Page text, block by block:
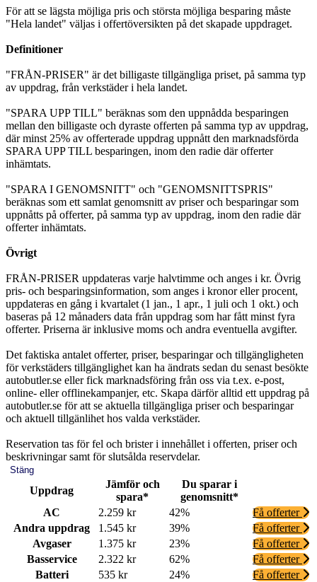
För att se lägsta möjliga pris och största möjliga besparing måste
"Hela landet" väljas i offertöversikten på det skapade uppdraget.
Definitioner
"FRÅN-PRISER" är det billigaste tillgängliga priset, på samma typ
av uppdrag, från verkstäder i hela landet.
"SPARA UPP TILL" beräknas som den uppnådda besparingen
mellan den billigaste och dyraste offerten på samma typ av uppdrag,
där minst 25% av offerterade uppdrag uppnått den marknadsförda
SPARA UPP TILL besparingen, inom den radie där offerter
inhämtats.
"SPARA I GENOMSNITT" och "GENOMSNITTSPRIS"
beräknas som ett samlat genomsnitt av priser och besparingar som
uppnåtts på offerter, på samma typ av uppdrag, inom den radie där
offerter inhämtats.
Övrigt
FRÅN-PRISER uppdateras varje halvtimme och anges i kr. Övrig
pris- och besparingsinformation, som anges i kronor eller procent,
uppdateras en gång i kvartalet (1 jan., 1 apr., 1 juli och 1 okt.) och
baseras på 12 månaders data från uppdrag som har fått minst fyra
offerter. Priserna är inklusive moms och andra eventuella avgifter.
Det faktiska antalet offerter, priser, besparingar och tillgängligheten
för verkstäders tillgänglighet kan ha ändrats sedan du senast besökte
autobutler.se eller fick marknadsföring från oss via t.ex. e-post,
online- eller offlinekampanjer, etc. Skapa därför alltid ett uppdrag på
autobutler.se för att se aktuella tillgängliga priser och besparingar
och aktuell tillgänlihet hos valda verkstäder.
Reservation tas för fel och brister i innehållet i offerten, priser och
beskrivningar samt för slutsålda reservdelar.
Stäng
Uppdrag
Jämför och
spara*
Du sparar i
genomsnitt*
AC
2.259 kr 42%
Få offerter
Andra uppdrag
1.545 kr 39%
Få offerter
Avgaser
1.375 kr 23%
Få offerter
Basservice
2.322 kr 62%
Få offerter
Batteri
535 kr 24%
Få offerter